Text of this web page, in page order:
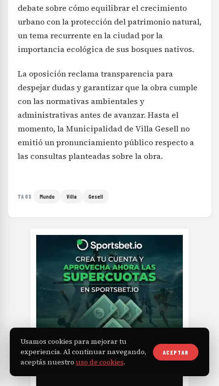
debate sobre cómo equilibrar el crecimiento
urbano con la protección del patrimonio natural,
un tema recurrente en la ciudad por la
importancia ecológica de sus bosques nativos.
La oposición reclama transparencia para
despejar dudas y garantizar que la obra cumple
con las normativas ambientales y
administrativas antes de avanzar. Hasta el
momento, la Municipalidad de Villa Gesell no
emitió un pronunciamiento público respecto a
las consultas planteadas sobre la obra.
TAGS Mundo Villa Gesell
Usamos cookies para mejorar tu
experiencia. Al continuar navegando,
aceptás nuestro uso de cookies.
ACEPTAR